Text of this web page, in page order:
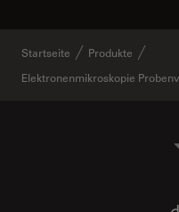
Startseite
Produkte
Elektronenmikroskopie